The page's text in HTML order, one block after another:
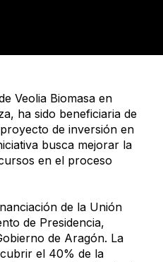
Veolia Biomasa en
ha sido beneficiaria de
de inversión en
busca mejorar la
en el proceso
de la Unión
de Presidencia,
de Aragón. La
el 40% de la